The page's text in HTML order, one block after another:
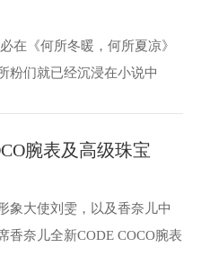
在《何所冬暖，何所夏凉》
粉们就已经沉浸在小说中
，将书中的故事完美演绎...
腕表及高级珠宝
象大使刘雯，以及香奈儿中
香奈儿全新CODE COCO腕表